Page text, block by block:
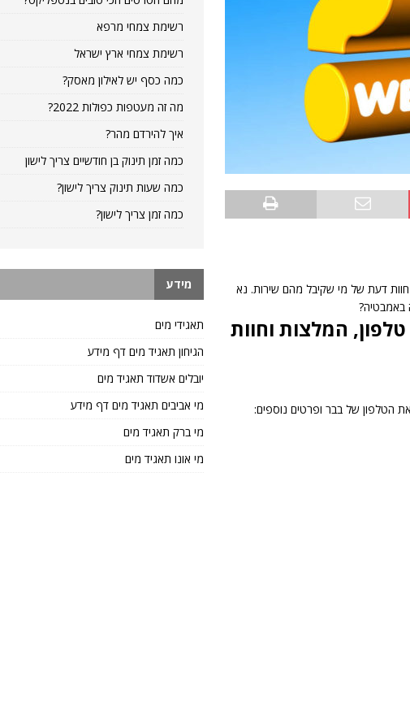
דעת של מי שקיבל מהם שירות. נא
המלצות וחוות
הטלפון של בבר ופרטים נוספים:
רשימת צמחי מרפא
רשימת צמחי ארץ ישראל
כמה כסף יש לאילון מאסק?
מה זה מעטפות כפולות 2022?
איך להירדם מהר?
כמה זמן תינוק בן חודשיים צריך לישון
כמה שעות תינוק צריך לישון?
כמה זמן צריך לישון?
מידע
תאגידי מים
הגיחון תאגיד מים דף מידע
יובלים אשדוד תאגיד מים
מי אביבים תאגיד מים דף מידע
מי ברק תאגיד מים
מי אונו תאגיד מים